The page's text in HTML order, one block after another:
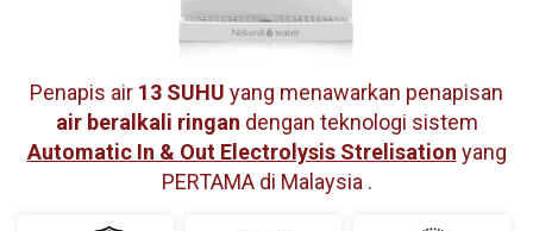
Penapis air 13 SUHU yang menawarkan penapisan
air beralkali ringan dengan teknologi sistem
Automatic In & Out Electrolysis Strelisation yang
PERTAMA di Malaysia .